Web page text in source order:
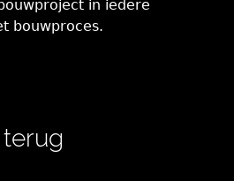
in iedere
bouwproces.